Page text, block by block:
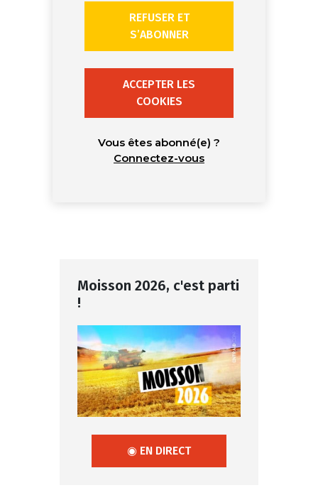
REFUSER ET
S’ABONNER
ACCEPTER LES
COOKIES
Vous êtes abonné(e) ?
Connectez-vous
Moisson 2026, c'est parti
!
◉ EN DIRECT